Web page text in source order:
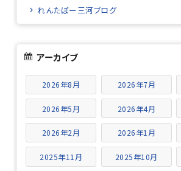
れんたぼー三河ブログ
アーカイブ
2026年8月 2026年7月
2026年5月 2026年4月
2026年2月 2026年1月
2025年11月 2025年10月